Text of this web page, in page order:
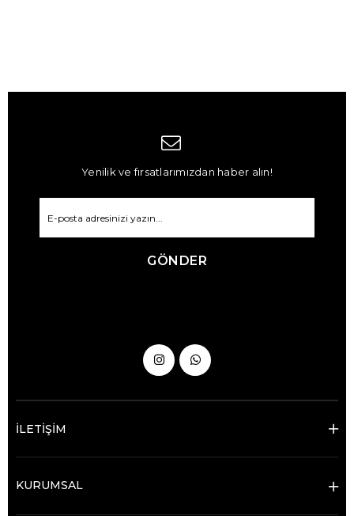
Yenilik ve fırsatlarımızdan haber alın!
GÖNDER
İLETİŞİM
KURUMSAL